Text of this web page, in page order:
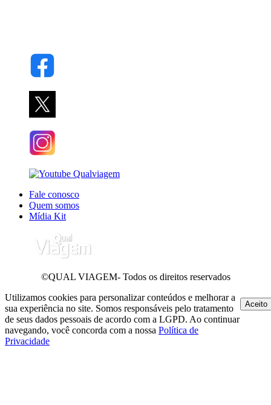
Fale conosco
Quem somos
Mídia Kit
©QUAL VIAGEM- Todos os direitos reservados
Utilizamos cookies para personalizar conteúdos e melhorar a
sua experiência no site. Somos responsáveis pelo tratamento
de seus dados pessoais de acordo com a LGPD. Ao continuar
navegando, você concorda com a nossa Política de
Privacidade
Aceito